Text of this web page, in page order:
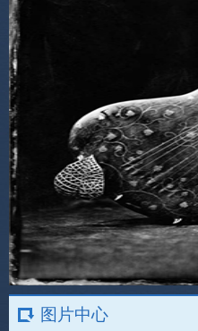
图片中心